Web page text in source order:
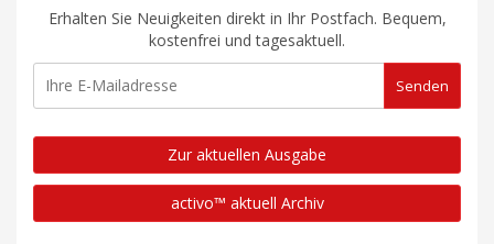
Erhalten Sie Neuigkeiten direkt in Ihr Postfach. Bequem,
kostenfrei und tagesaktuell.
Zur aktuellen Ausgabe
activo™ aktuell Archiv